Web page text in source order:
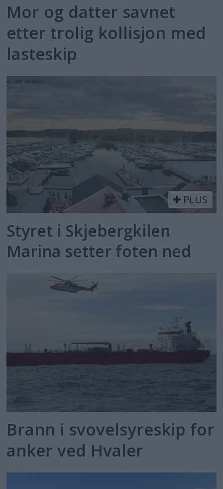
Mor og datter savnet
etter trolig kollisjon med
lasteskip
PLUS
Styret i Skjebergkilen
Marina setter foten ned
Brann i svovelsyreskip for
anker ved Hvaler